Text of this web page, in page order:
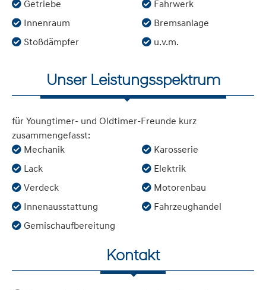
Getriebe
Fahrwerk
Innenraum
Bremsanlage
Stoßdämpfer
u.v.m.
Unser Leistungsspektrum
für Youngtimer- und Oldtimer-Freunde kurz
zusammengefasst:
Mechanik
Karosserie
Lack
Elektrik
Verdeck
Motorenbau
Innenausstattung
Fahrzeughandel
Gemischaufbereitung
Kontakt